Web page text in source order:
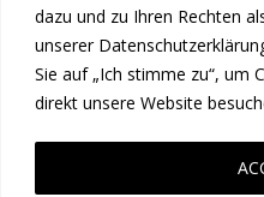
dazu und zu Ihren Rechten
unserer
Sie auf „Ich stimme zu“, um
direkt unsere Website